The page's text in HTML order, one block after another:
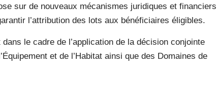
sur de nouveaux mécanismes juridiques et financiers
l’attribution des lots aux bénéficiaires éligibles.
le cadre de l’application de la décision conjointe
et de l’Habitat ainsi que des Domaines de